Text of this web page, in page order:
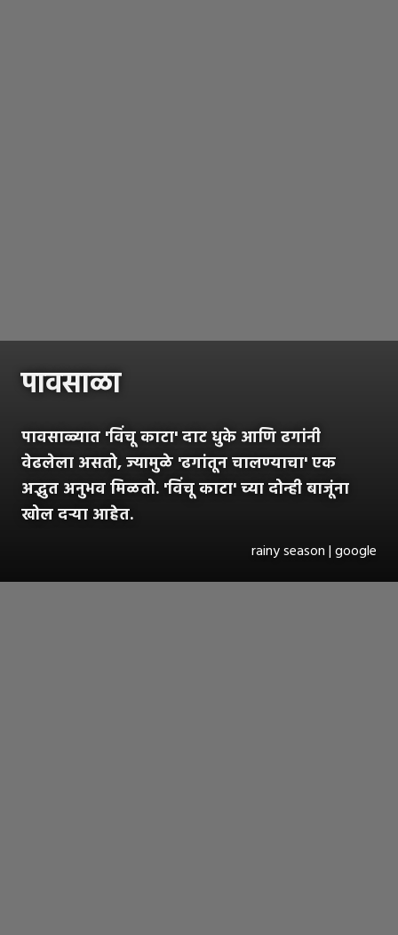
पावसाळा
पावसाळ्यात 'विंचू काटा' दाट धुके आणि ढगांनी
वेढलेला असतो, ज्यामुळे 'ढगांतून चालण्याचा' एक
अद्भुत अनुभव मिळतो. 'विंचू काटा' च्या दोन्ही बाजूंना
खोल दऱ्या आहेत.
rainy season | google